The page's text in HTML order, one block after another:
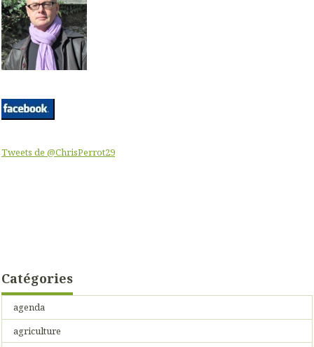
Tweets de @ChrisPerrot29
Catégories
agenda
agriculture